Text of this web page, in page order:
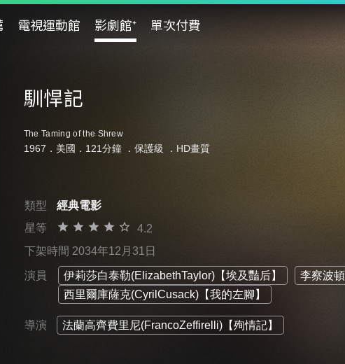
電視運動館 影劇館⁺ 單次付費
馴悍記
The Taming of the Shrew
1967．美國．121分鐘 ． 保護級 ．HD畫質
類型
經典電影
星等
4.2
下架時間 2034年12月31日
演員 伊莉莎白泰勒(ElizabethTaylor)【埃及豔后】
李察波
西里爾庫薩克(CyrilCusack)【我的左腳】
導演 法蘭高齊費里尼(FrancoZeffirelli)【殉情記】